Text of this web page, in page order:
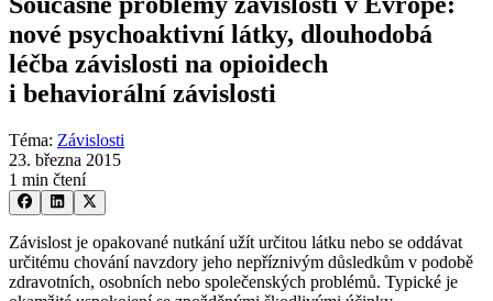
nové psychoaktivní látky, dlouhodobá
léčba závislosti na opioidech
i behaviorální závislosti
Téma: Závislosti
23. března 2015
1 min čtení
Závislost je opakované nutkání užít určitou látku nebo se oddávat
určitému chování navzdory jeho nepříznivým důsledkům v podobě
zdravotních, osobních nebo společenských problémů. Typické je